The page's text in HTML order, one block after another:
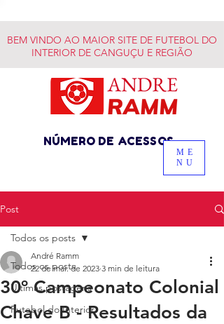
BEM VINDO AO MAIOR SITE DE FUTEBOL DO
INTERIOR DE CANGUÇU E REGIÃO
NÚMERO DE ACESSOS
ME
NU
Post
Todos os posts
Últimas postagens
Futebol do Interior
Todos os posts
30º Campeonato Colonial
Chave B - Resultados da
André Ramm
22 de mai. de 2023 3 min de leitura